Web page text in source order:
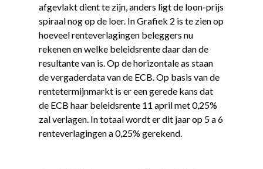
afgevlakt dient te zijn, anders ligt de loon-prijs
spiraal nog op de loer. In Grafiek 2 is te zien op
hoeveel renteverlagingen beleggers nu
rekenen en welke beleidsrente daar dan de
resultante van is. Op de horizontale as staan
de vergaderdata van de ECB. Op basis van de
rentetermijnmarkt is er een gerede kans dat
de ECB haar beleidsrente 11 april met 0,25%
zal verlagen. In totaal wordt er dit jaar op 5 a 6
renteverlagingen a 0,25% gerekend.